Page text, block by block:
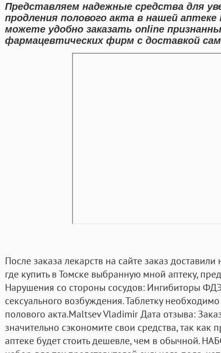
Представляем надежные средства для
продления полового акта в нашей
можете удобно заказать online
фармацевтических фирм с доставкой
После заказа лекарств на сайте заказ
где купить в Томске выбранную мной аптеку,
Нарушения со стороны сосудов: Ингибиторы
сексуального возбуждения. Таблетку
полового акта.Maltsev Vladimir Дата отзыва:
значительно сэкономите свои средства, так как
аптеке будет стоить дешевле, чем в обычной.